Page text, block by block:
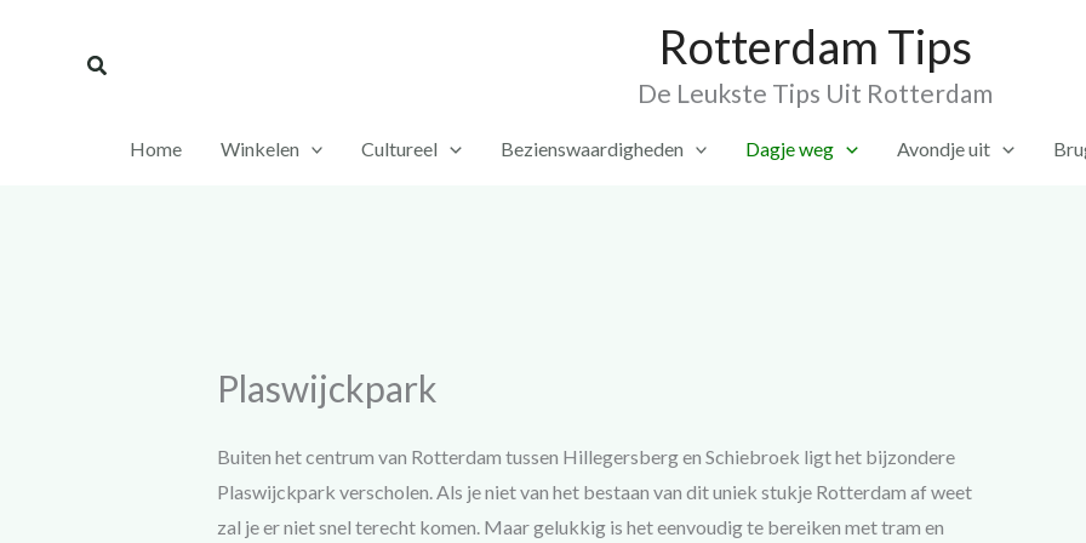
Zoeken Rotterdam Tips
De Leukste Tips Uit Rotterdam
Home Winkelen Cultureel Bezienswaardigheden Dagje weg Avondje uit
Plaswijckpark
Buiten het centrum van Rotterdam tussen Hillegersberg en Schiebroek ligt het bijzondere
Plaswijckpark verscholen. Als je niet van het bestaan van dit uniek stukje Rotterdam af weet
zal je er niet snel terecht komen. Maar gelukkig is het eenvoudig te bereiken met tram en